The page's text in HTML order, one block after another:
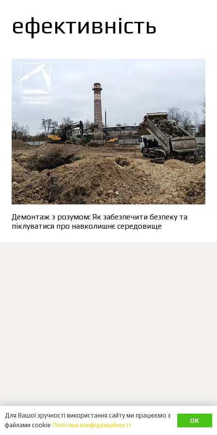
ефективність
Демонтаж з розумом: Як забезпечити безпеку та
піклуватися про навколишнє середовище
Для Вашої зручності використання сайту ми працюємо з
файлами cookie Політика конфіденційності
OK